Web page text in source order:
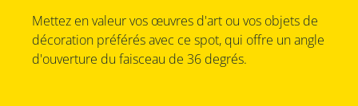
Mettez en valeur vos œuvres d'art ou vos objets de
décoration préférés avec ce spot, qui offre un angle
d'ouverture du faisceau de 36 degrés.